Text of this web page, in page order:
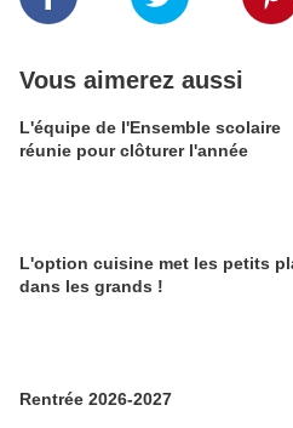
Vous aimerez aussi
L'équipe de l'Ensemble scolaire
réunie pour clôturer l'année
L'option cuisine met les petits
dans les grands !
Rentrée 2026-2027